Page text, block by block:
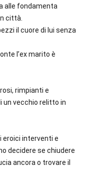
alle fondamenta
città.
il cuore di lui senza
l’ex marito è
rimpianti e
un vecchio relitto in
eroici interventi e
decidere se chiudere
ancora o trovare il